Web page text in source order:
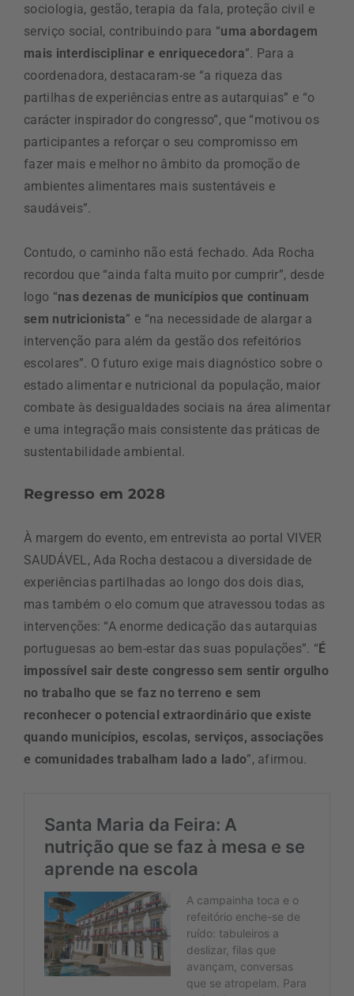
sociologia, gestão, terapia da fala, proteção civil e
serviço social, contribuindo para “uma abordagem
mais interdisciplinar e enriquecedora”. Para a
coordenadora, destacaram-se “a riqueza das
partilhas de experiências entre as autarquias” e “o
carácter inspirador do congresso”, que “motivou os
participantes a reforçar o seu compromisso em
fazer mais e melhor no âmbito da promoção de
ambientes alimentares mais sustentáveis e
saudáveis”.
Contudo, o caminho não está fechado. Ada Rocha
recordou que “ainda falta muito por cumprir”, desde
logo “nas dezenas de municípios que continuam
sem nutricionista” e “na necessidade de alargar a
intervenção para além da gestão dos refeitórios
escolares”. O futuro exige mais diagnóstico sobre o
estado alimentar e nutricional da população, maior
combate às desigualdades sociais na área alimentar
e uma integração mais consistente das práticas de
sustentabilidade ambiental.
Regresso em 2028
À margem do evento, em entrevista ao portal VIVER
SAUDÁVEL, Ada Rocha destacou a diversidade de
experiências partilhadas ao longo dos dois dias,
mas também o elo comum que atravessou todas as
intervenções: “A enorme dedicação das autarquias
portuguesas ao bem-estar das suas populações”. “É
impossível sair deste congresso sem sentir orgulho
no trabalho que se faz no terreno e sem
reconhecer o potencial extraordinário que existe
quando municípios, escolas, serviços, associações
e comunidades trabalham lado a lado”, afirmou.